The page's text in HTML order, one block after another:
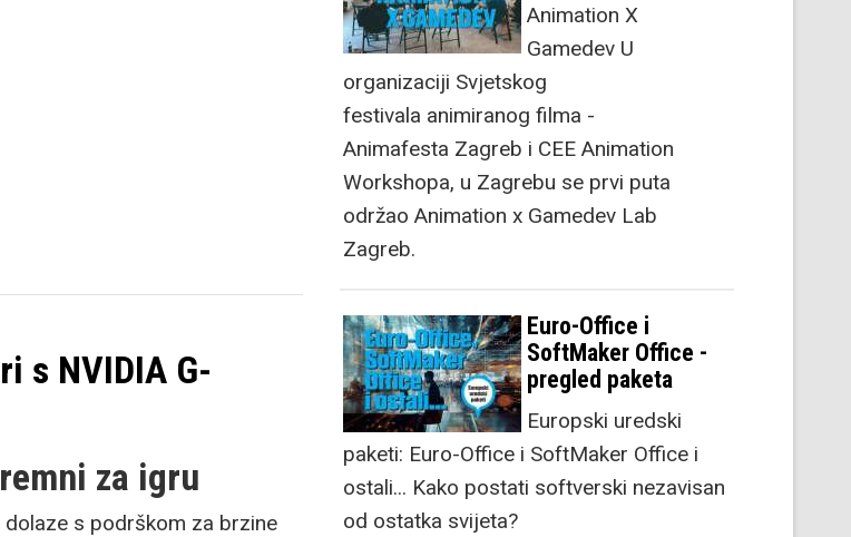
s NVIDIA G-
za igru
s podrškom za brzine
Animation X
Gamedev U
organizaciji Svjetskog
festivala animiranog filma -
Animafesta Zagreb i CEE Animation
Workshopa, u Zagrebu se prvi puta
održao Animation x Gamedev Lab
Zagreb.
Euro-Office i
SoftMaker Office -
pregled paketa
Europski uredski
paketi: Euro-Office i SoftMaker Office i
ostali... Kako postati softverski nezavisan
od ostatka svijeta?